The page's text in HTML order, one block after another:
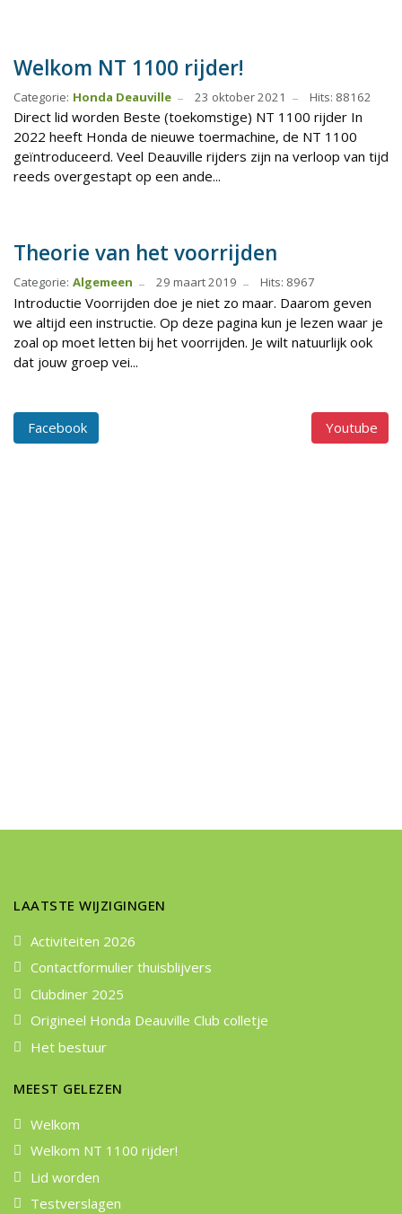
Welkom NT 1100 rijder!
Categorie: Honda Deauville 23 oktober 2021 Hits: 88162
Direct lid worden Beste (toekomstige) NT 1100 rijder In
2022 heeft Honda de nieuwe toermachine, de NT 1100
geïntroduceerd. Veel Deauville rijders zijn na verloop van tijd
reeds overgestapt op een ande...
Theorie van het voorrijden
Categorie: Algemeen 29 maart 2019 Hits: 8967
Introductie Voorrijden doe je niet zo maar. Daarom geven
we altijd een instructie. Op deze pagina kun je lezen waar je
zoal op moet letten bij het voorrijden. Je wilt natuurlijk ook
dat jouw groep vei...
Facebook Youtube
LAATSTE WIJZIGINGEN
Activiteiten 2026
Contactformulier thuisblijvers
Clubdiner 2025
Origineel Honda Deauville Club colletje
Het bestuur
MEEST GELEZEN
Welkom
Welkom NT 1100 rijder!
Lid worden
Testverslagen